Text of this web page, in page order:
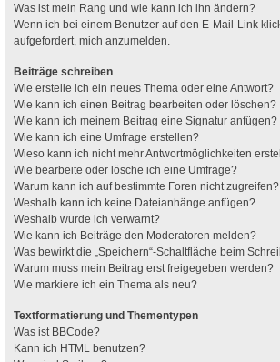
Was ist mein Rang und wie kann ich ihn ändern?
Wenn ich bei einem Benutzer auf den E-Mail-Link
aufgefordert, mich anzumelden.
Beiträge schreiben
Wie erstelle ich ein neues Thema oder eine Antwort?
Wie kann ich einen Beitrag bearbeiten oder löschen?
Wie kann ich meinem Beitrag eine Signatur anfügen?
Wie kann ich eine Umfrage erstellen?
Wieso kann ich nicht mehr Antwortmöglichkeiten
Wie bearbeite oder lösche ich eine Umfrage?
Warum kann ich auf bestimmte Foren nicht zugreifen?
Weshalb kann ich keine Dateianhänge anfügen?
Weshalb wurde ich verwarnt?
Wie kann ich Beiträge den Moderatoren melden?
Was bewirkt die „Speichern“-Schaltfläche beim
Warum muss mein Beitrag erst freigegeben werden?
Wie markiere ich ein Thema als neu?
Textformatierung und Thementypen
Was ist BBCode?
Kann ich HTML benutzen?